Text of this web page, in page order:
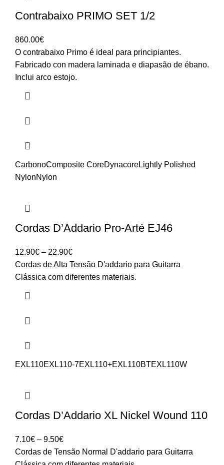
Contrabaixo PRIMO SET 1/2
860.00€
O contrabaixo Primo é ideal para principiantes.
Fabricado con madera laminada e diapasão de ébano.
Inclui arco estojo.
CarbonoComposite CoreDynacoreLightly Polished
NylonNylon
Cordas D’Addario Pro-Arté EJ46
12.90€ – 22.90€Price
range:
12.90€
Cordas de Alta Tensão D'addario para Guitarra
Clássica com diferentes materiais.
EXL110EXL110-7EXL110+EXL110BTEXL110W
Cordas D’Addario XL Nickel Wound 110
7.10€ – 9.50€Price
range:
Cordas de Tensão Normal D'addario para Guitarra